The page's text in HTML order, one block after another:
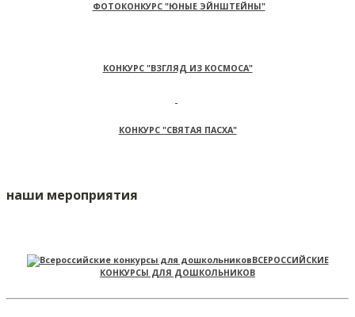
ФОТОКОНКУРС "ЮНЫЕ ЭЙНШТЕЙНЫ"
КОНКУРС "ВЗГЛЯД ИЗ КОСМОСА"
КОНКУРС "СВЯТАЯ ПАСХА"
наши мероприятия
ВСЕРОССИЙСКИЕ
КОНКУРСЫ ДЛЯ ДОШКОЛЬНИКОВ